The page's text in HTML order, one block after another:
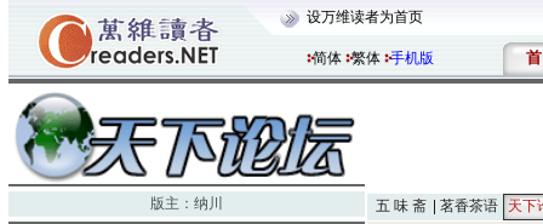
设万维读者为首页
简体 繁体 手机版 首
版主： 纳川 五 味 斋 茗香茶语
天下